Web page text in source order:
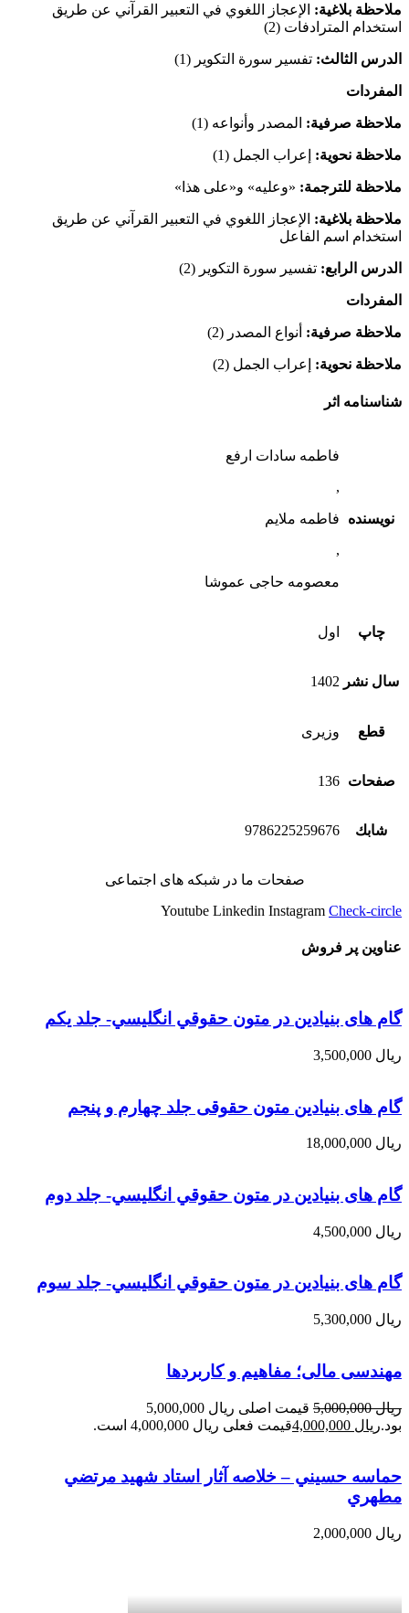
ملاحظة بلاغیة: الإعجاز اللغوي في التعبیر القرآني عن طریق
استخدام المترادفات (2)
الدرس الثالث: تفسیر سورة التکویر (1)
المفردات
ملاحظة صرفیة: المصدر وأنواعه (1)
ملاحظة نحویة: إعراب الجمل (1)
ملاحظة للترجمة: «وعلیه» و«علی هذا»
ملاحظة بلاغیة: الإعجاز اللغوي في التعبیر القرآني عن طریق
استخدام اسم الفاعل
الدرس الرابع: تفسیر سورة التکویر (2)
المفردات
ملاحظة صرفیة: أنواع المصدر (2)
ملاحظة نحویة: إعراب الجمل (2)
شناسنامه اثر
نویسنده
فاطمه سادات ارفع
,
فاطمه ملایم
,
معصومه حاجی عموشا
چاپ اول
سال نشر 1402
قطع وزیری
صفحات 136
شابك 9786225259676
صفحات ما در شبکه های اجتماعی
Youtube Linkedin Instagram Check-circle
عناوین پر فروش
گام های بنیادین در متون حقوقي انگليسي- جلد يكم
ریال
گام های بنیادین متون حقوقی جلد چهارم و پنجم
ریال
گام های بنیادین در متون حقوقي انگليسي- جلد دوم
ریال
گام های بنیادین در متون حقوقي انگليسي- جلد سوم
ریال
مهندسی مالی؛ مفاهیم و کاربردها
ریال5,000,000
قیمت اصلی ریال 5,000,000
بود.ریال قیمت فعلی ریال 4,000,000 است.
حماسه حسيني – خلاصه آثار استاد شهيد مرتضي
مطهري
ریال